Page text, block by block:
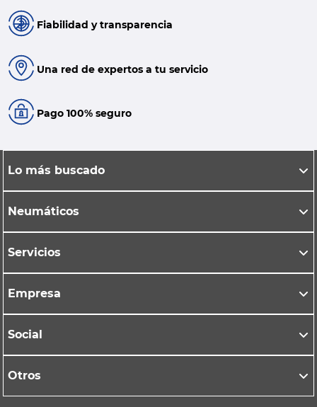
Fiabilidad y transparencia
Una red de expertos a tu servicio
Pago 100% seguro
Lo más buscado
Neumáticos
Servicios
Empresa
Social
Otros